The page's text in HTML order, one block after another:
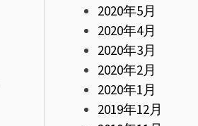
2020年5月
2020年4月
2020年3月
2020年2月
2020年1月
2019年12月